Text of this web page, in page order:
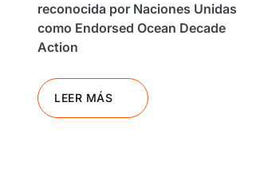
reconocida por Naciones Unidas
como Endorsed Ocean Decade
Action
LEER MÁS